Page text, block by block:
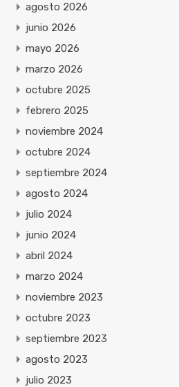
agosto 2026
junio 2026
mayo 2026
marzo 2026
octubre 2025
febrero 2025
noviembre 2024
octubre 2024
septiembre 2024
agosto 2024
julio 2024
junio 2024
abril 2024
marzo 2024
noviembre 2023
octubre 2023
septiembre 2023
agosto 2023
julio 2023